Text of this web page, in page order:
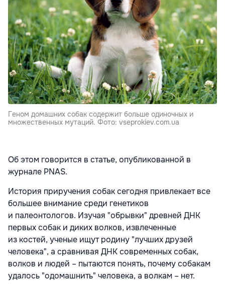
Геном домашних собак содержит больше одиночных и
множественных мутаций. Фото: vseprokiev.com.ua
Об этом говорится в статье, опубликованной в
журнале PNAS.
История приручения собак сегодня привлекает все
большее внимание среди генетиков
и палеонтологов. Изучая "обрывки" древней ДНК
первых собак и диких волков, извлеченные
из костей, ученые ищут родину "лучших друзей
человека", а сравнивая ДНК современных собак,
волков и людей – пытаются понять, почему собакам
удалось "одомашнить" человека, а волкам – нет.